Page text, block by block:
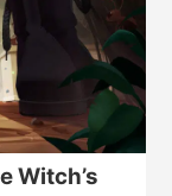
Witch’s